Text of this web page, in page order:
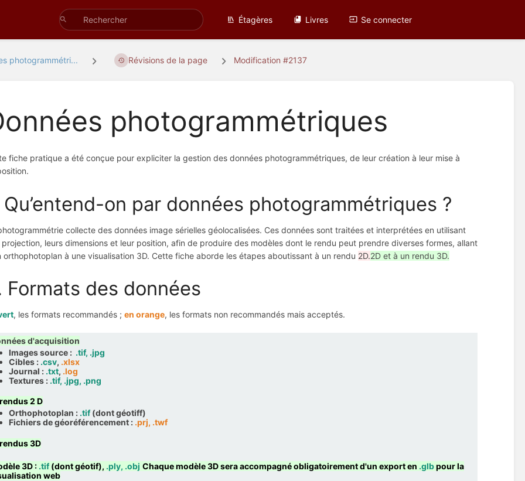
Étagères Livres Se connecter
photogrammétri... Révisions de la page Modification #2137
photogrammétriques
fiche pratique a été conçue pour expliciter la gestion des données photogrammétriques, de leur création à leur mise à
Qu’entend-on par données photogrammétriques ?
collecte des données image sérielles géolocalisées. Ces données sont traitées et interprétées en utilisant
projection, leurs dimensions et leur position, afin de produire des modèles dont le rendu peut prendre diverses formes, allant
orthophotoplan à une visualisation 3D. Cette fiche aborde les étapes aboutissant à un rendu 2D.2D et à un rendu 3D.
Formats des données
, les formats recommandés ;en orange, les formats non recommandés mais acceptés.
d'acquisition
Images source : .tif, .jpg
Cibles : .csv, .xlsx
Journal : .txt, .log
Textures : .tif, .jpg, .png
2 D
Orthophotoplan : .tif(dont géotiff)
Fichiers de géoréférencement : .prj, .twf
3D
3D : .tif (dont géotif), .ply, .obj Chaque modèle 3D sera accompagné obligatoirement d'un export en .glbpour la
web